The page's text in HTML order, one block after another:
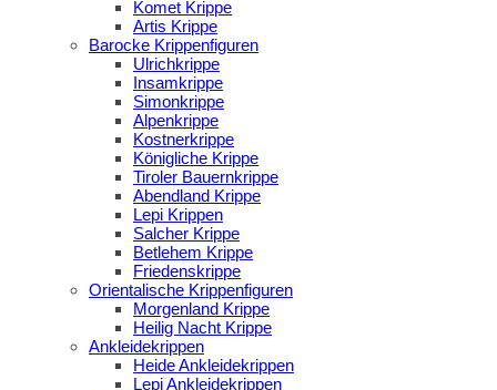
Komet Krippe
Artis Krippe
Barocke Krippenfiguren
Ulrichkrippe
Insamkrippe
Simonkrippe
Alpenkrippe
Kostnerkrippe
Königliche Krippe
Tiroler Bauernkrippe
Abendland Krippe
Lepi Krippen
Salcher Krippe
Betlehem Krippe
Friedenskrippe
Orientalische Krippenfiguren
Morgenland Krippe
Heilig Nacht Krippe
Ankleidekrippen
Heide Ankleidekrippen
Lepi Ankleidekrippen